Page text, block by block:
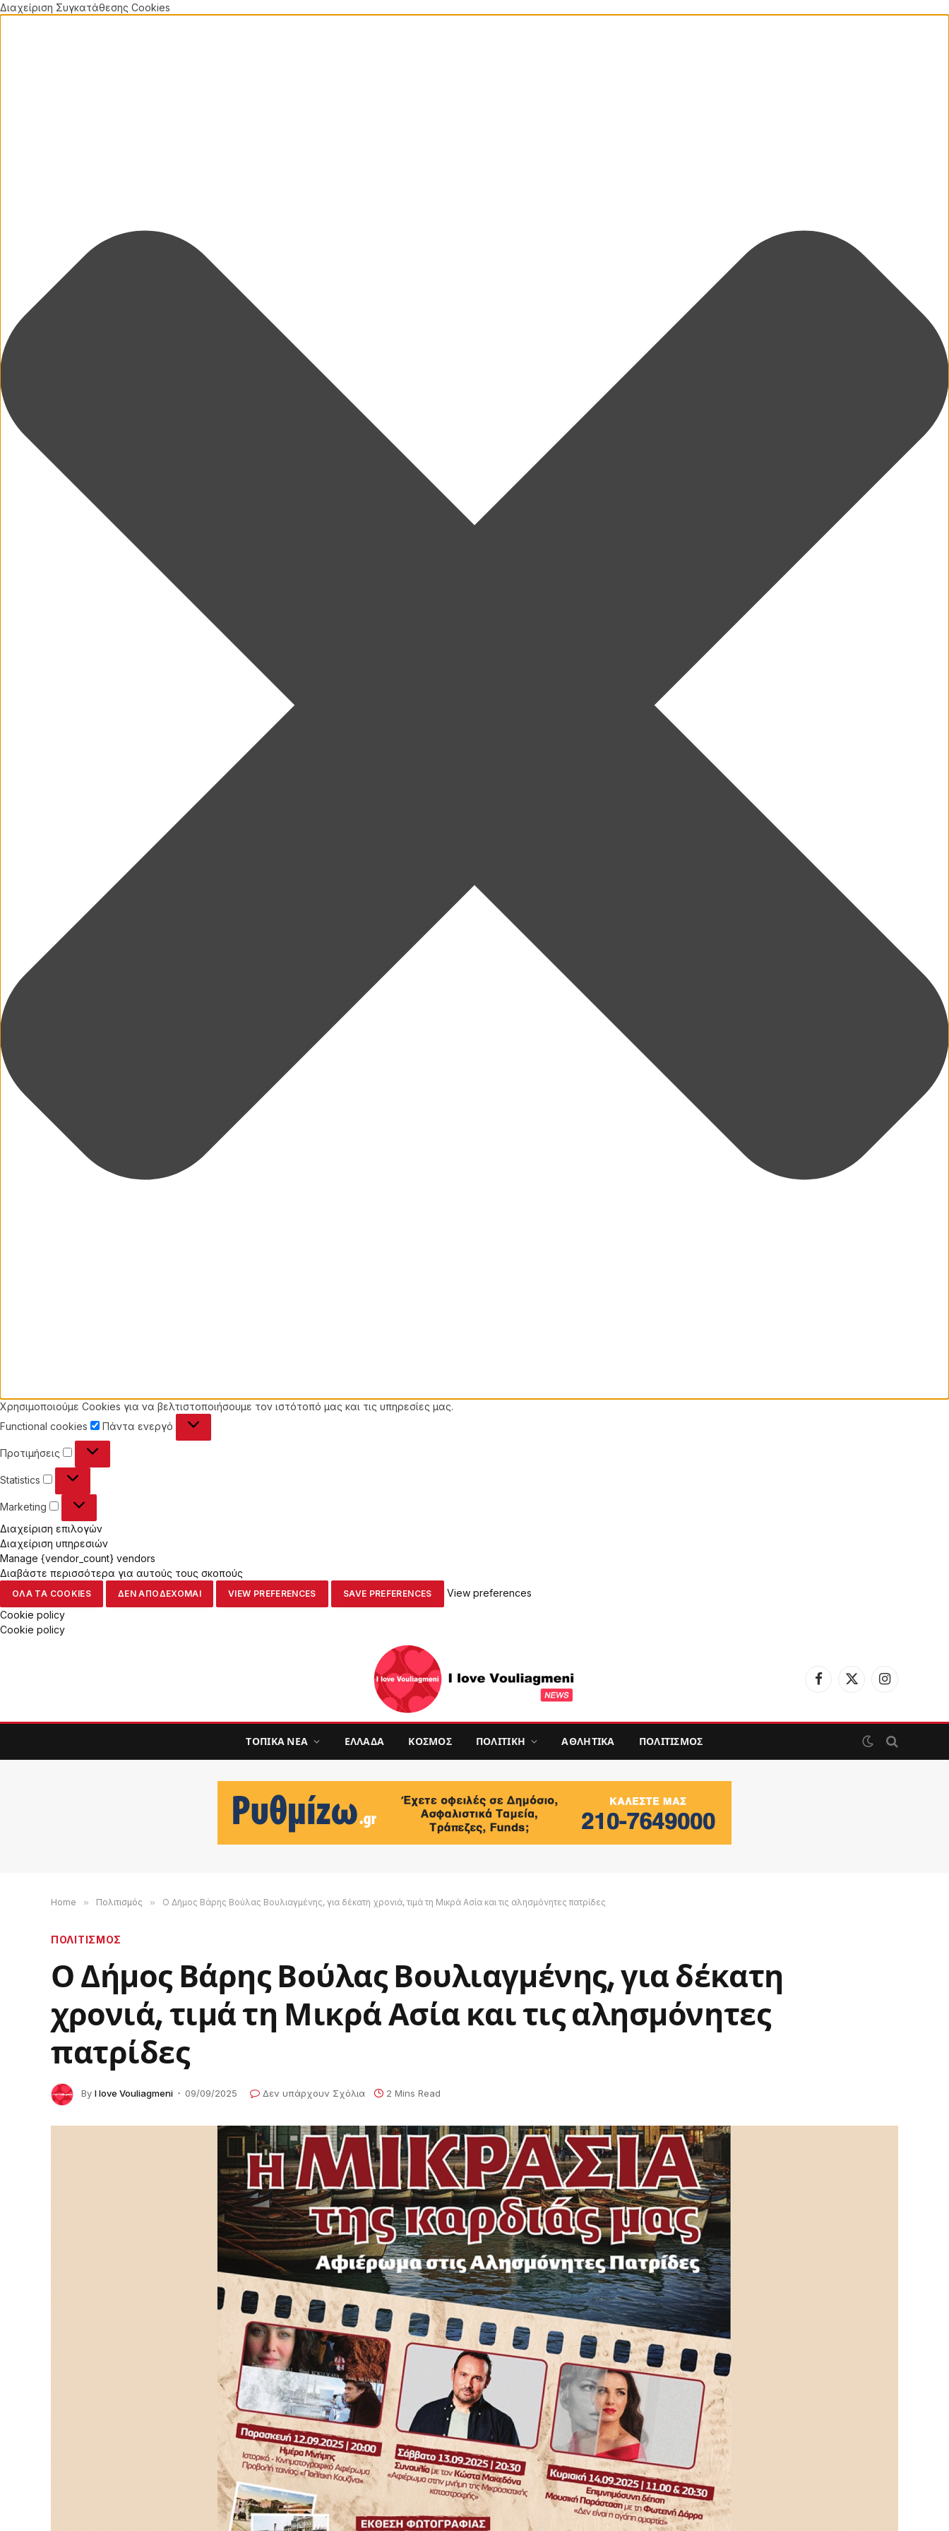
Διαχείριση Συγκατάθεσης Cookies
Χρησιμοποιούμε Cookies για να βελτιστοποιήσουμε τον ιστότοπό μας και τις υπηρεσίες μας.
Functional cookies
Functional
Πάντα ενεργό
Προτιμήσεις Προτιμήσεις
Statistics Statistics
Marketing Marketing
Διαχείριση επιλογών
Διαχείριση υπηρεσιών
Manage {vendor_count} vendors
Διαβάστε περισσότερα για αυτούς τους σκοπούς
ΟΛΑ ΤΑ COOKIES ΔΕΝ ΑΠΟΔΕΧΟΜΑΙ VIEW PREFERENCES SAVE PREFERENCES
View preferences
Cookie policy
Cookie policy
Facebook
X
Instagram
ΤΟΠΙΚΑ ΝΕΑ ΕΛΛΑΔΑ ΚΟΣΜΟΣ ΠΟΛΙΤΙΚΗ ΑΘΛΗΤΙΚΑ ΠΟΛΙΤΙΣΜΟΣ
Home » Πολιτισμός » Ο Δήμος Βάρης Βούλας Βουλιαγμένης, για δέκατη χρονιά, τιμά τη Μικρά Ασία και τις αλησμόνητες πατρίδες
ΠΟΛΙΤΙΣΜΟΣ
Ο Δήμος Βάρης Βούλας Βουλιαγμένης, για δέκατη
χρονιά, τιμά τη Μικρά Ασία και τις αλησμόνητες
πατρίδες
By I love Vouliagmeni 09/09/2025 Δεν υπάρχουν Σχόλια 2 Mins Read